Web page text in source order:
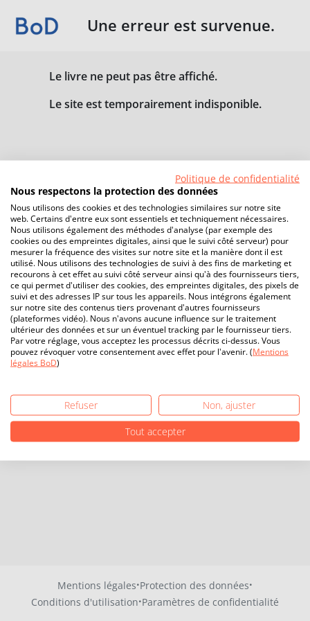
Une erreur est survenue.
Le livre ne peut pas être affiché.
Le site est temporairement indisponible.
Mentions légales·Protection des données·
Conditions d'utilisation·Paramètres de confidentialité
Politique de confidentialité
Nous respectons la protection des données
Nous utilisons des cookies et des technologies similaires sur notre site
web. Certains d'entre eux sont essentiels et techniquement nécessaires.
Nous utilisons également des méthodes d'analyse (par exemple des
cookies ou des empreintes digitales, ainsi que le suivi côté serveur) pour
mesurer la fréquence des visites sur notre site et la manière dont il est
utilisé. Nous utilisons des technologies de suivi à des fins de marketing et
recourons à cet effet au suivi côté serveur ainsi qu'à des fournisseurs tiers,
ce qui permet d'utiliser des cookies, des empreintes digitales, des pixels de
suivi et des adresses IP sur tous les appareils. Nous intégrons également
sur notre site des contenus tiers provenant d'autres fournisseurs
(plateformes vidéo). Nous n'avons aucune influence sur le traitement
ultérieur des données et sur un éventuel tracking par le fournisseur tiers.
Par votre réglage, vous acceptez les processus décrits ci-dessus. Vous
pouvez révoquer votre consentement avec effet pour l'avenir. (Mentions
légales BoD)
Refuser
Non, ajuster
Tout accepter